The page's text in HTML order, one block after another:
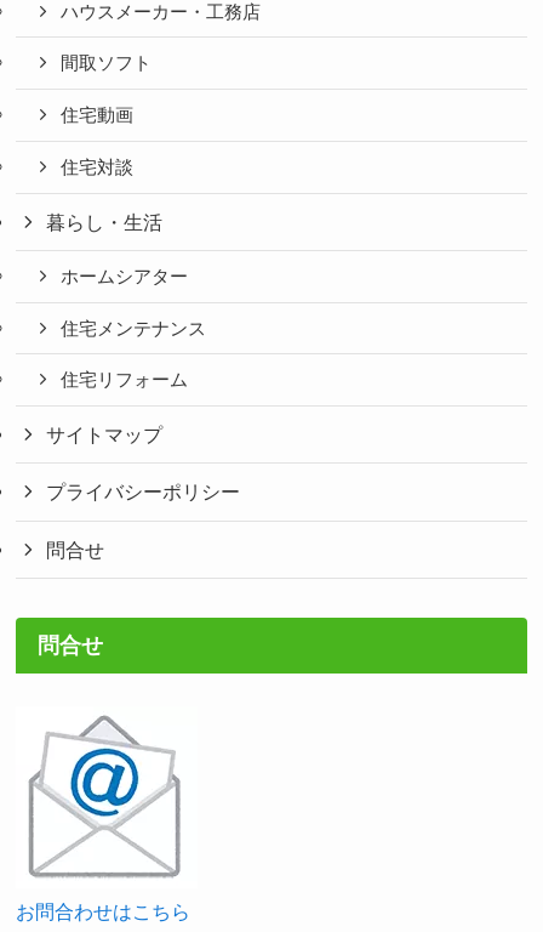
ハウスメーカー・工務店
間取ソフト
住宅動画
住宅対談
暮らし・生活
ホームシアター
住宅メンテナンス
住宅リフォーム
サイトマップ
プライバシーポリシー
問合せ
問合せ
お問合わせはこちら